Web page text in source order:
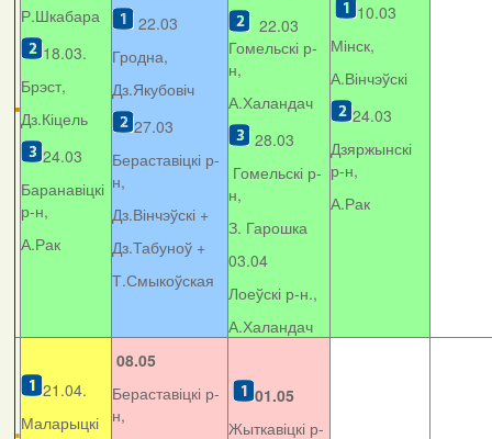
Р.Шкабара
18.03.
Брэст,
Дз.Кіцель
24.03
Баранавіцкі
р-н,
А.Рак
22.03
Гродна,
Дз.Якубовіч
27.03
Бераставіцкі р-
н,
Дз.Вінчэўскі +
Дз.Табуноў +
Т.Смыкоўская
22.03
Гомельскі р-
н,
А.Халандач
28.03
Гомельскі р-
н,
З. Гарошка
03.04
Лоеўскі р-н.,
А.Халандач
10.03
Мінск,
А.Вінчэўскі
24.03
Дзяржынскі
р-н,
А.Рак
21.04.
Маларыцкі
08.05
Бераставіцкі р-
н,
01.05
Жыткавіцкі р-